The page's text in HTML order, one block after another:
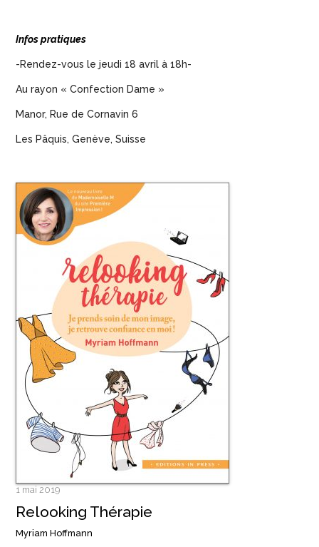
Infos pratiques
-Rendez-vous le jeudi 18 avril à 18h-
Au rayon « Confection Dame »
Manor, Rue de Cornavin 6
Les Pâquis, Genève, Suisse
1 mai 2019
Relooking Thérapie
Myriam Hoffmann